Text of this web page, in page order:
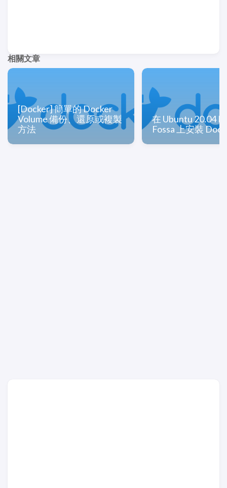
相關文章
[Docker] 簡單的 Docker
Volume 備份、還原或複製
方法
在 Ubuntu 20.04
Fossa 上安裝